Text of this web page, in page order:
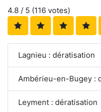
4.8 / 5 (116 votes)
Lagnieu : dératisation
Ambérieu-en-Bugey :
Leyment : dératisation